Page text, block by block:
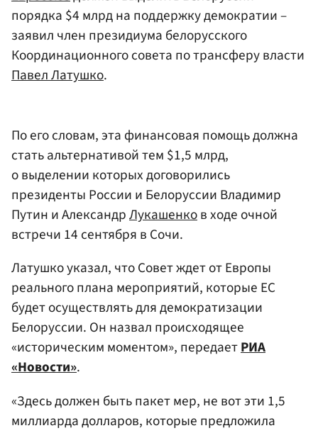
порядка $4 млрд на поддержку демократии –
заявил член президиума белорусского
Координационного совета по трансферу власти
Павел Латушко.
По его словам, эта финансовая помощь должна
стать альтернативой тем $1,5 млрд,
о выделении которых договорились
президенты России и Белоруссии Владимир
Путин и АлександрЛукашенков ходе очной
встречи 14 сентября в Сочи.
Латушко указал, что Совет ждет от Европы
реального плана мероприятий, которые ЕС
будет осуществлять для демократизации
Белоруссии. Он назвал происходящее
«историческим моментом», передаетРИА
«Новости».
«Здесь должен быть пакет мер, не вот эти 1,5
миллиарда долларов, которые предложила